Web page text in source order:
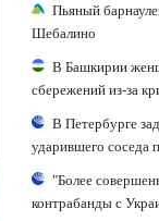
Пьяный
Шебалино
В Башкирии
сбережений из-за
В Петербурге
ударившего соседа
"Более
контрабанды с